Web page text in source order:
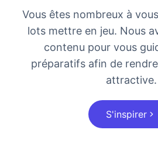
Vous êtes nombreux à
lots mettre en jeu. Nous
contenu pour vous
préparatifs afin de
attractive.
S'inspirer